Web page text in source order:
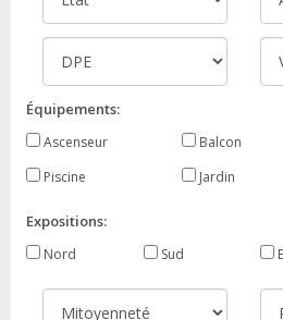
Équipements:
Ascenseur Balcon
Piscine
Jardin
Expositions:
Nord Sud